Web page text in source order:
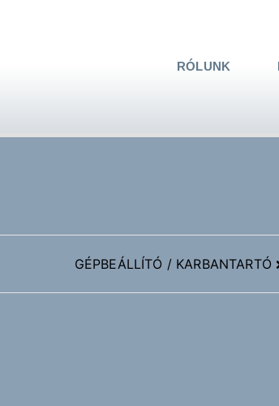
RÓLUNK
GÉPBEÁLLÍTÓ / KARBANTARTÓ